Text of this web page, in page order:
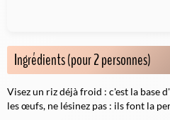
Ingrédients (pour 2 personnes)
Visez un riz déjà froid : c'est la base
les œufs, ne lésinez pas : ils font la